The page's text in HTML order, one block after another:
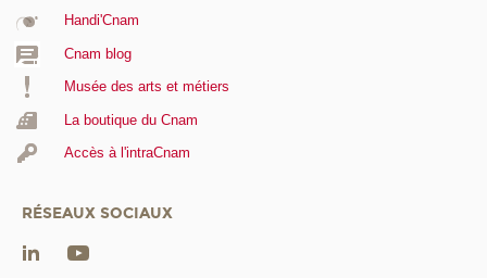
Handi'Cnam
Cnam blog
Musée des arts et métiers
La boutique du Cnam
Accès à l'intraCnam
RÉSEAUX SOCIAUX